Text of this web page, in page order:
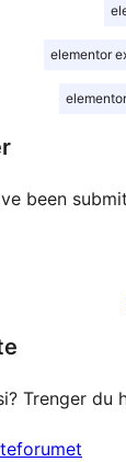
elementor
been
Trenger du